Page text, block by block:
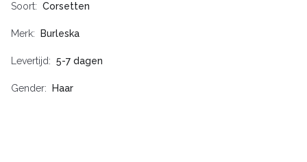
Soort Corsetten
Merk Burleska
Levertijd 5-7 dagen
Gender Haar